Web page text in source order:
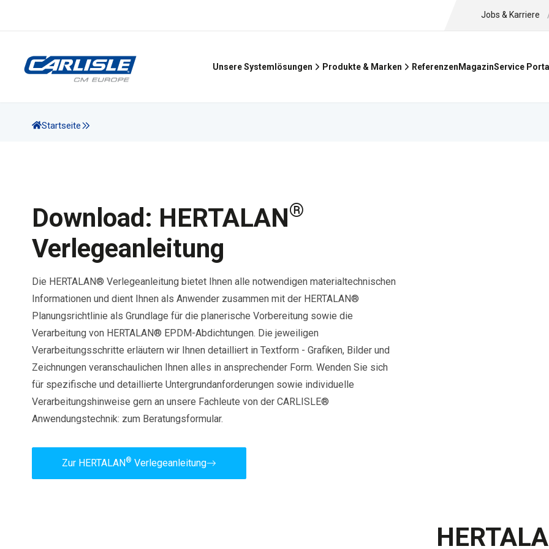
Jobs & Karriere
Unsere Systemlösungen Produkte & Marken Referenzen MagazinService Portal
Startseite
Download: HERTALAN®
Verlegeanleitung
Die HERTALAN® Verlegeanleitung bietet Ihnen alle notwendigen materialtechnischen
Informationen und dient Ihnen als Anwender zusammen mit der HERTALAN®
Planungsrichtlinie als Grundlage für die planerische Vorbereitung sowie die
Verarbeitung von HERTALAN® EPDM-Abdichtungen. Die jeweiligen
Verarbeitungsschritte erläutern wir Ihnen detailliert in Textform - Grafiken, Bilder und
Zeichnungen veranschaulichen Ihnen alles in ansprechender Form. Wenden Sie sich
für spezifische und detaillierte Untergrundanforderungen sowie individuelle
Verarbeitungshinweise gern an unsere Fachleute von der CARLISLE®
Anwendungstechnik: zum Beratungsformular.
Zur HERTALAN® Verlegeanleitung